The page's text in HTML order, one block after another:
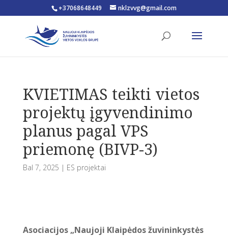
Open toolbar
+37068648449 nklzvvg@gmail.com
KVIETIMAS teikti vietos
projektų įgyvendinimo
planus pagal VPS
priemonę (BIVP-3)
Bal 7, 2025 | ES projektai
Asociacijos „Naujoji Klaipėdos žuvininkystės